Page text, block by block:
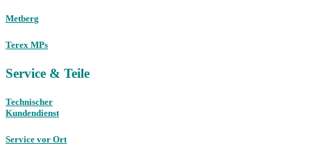
Metberg
Terex MPs
Service & Teile
Technischer
Kundendienst
Service vor Ort